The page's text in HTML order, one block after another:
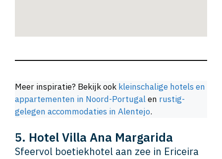
Meer inspiratie? Bekijk ook kleinschalige hotels en
appartementen in Noord-Portugalen rustig-
gelegen accommodaties in Alentejo.
5. Hotel Villa Ana Margarida
Sfeervol boetiekhotel aan zee in Ericeira